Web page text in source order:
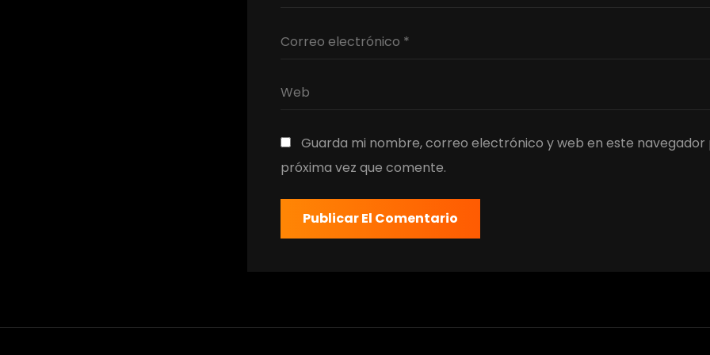
Guarda mi nombre, correo electrónico y web en este navegador
próxima vez que comente.